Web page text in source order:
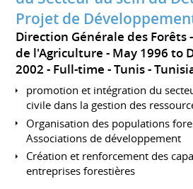
Projet de
Direction Générale des Forêts
de l'Agriculture
May 1996 to
2002 Full-time Tunis
promotion et intégration du
civile dans la gestion des
Organisation des populations
Associations de développement
Création et renforcement des
entreprises forestières